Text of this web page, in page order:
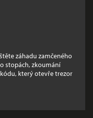
záhadu zamčeného
stopách, zkoumání
který otevře trezor